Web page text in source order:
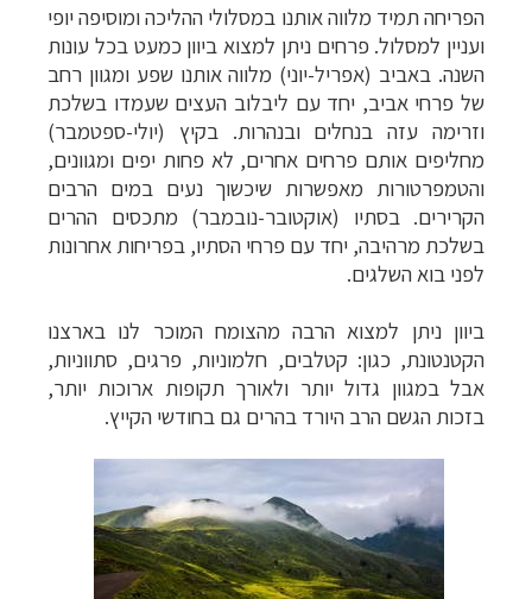
הפריחה תמיד מלווה אותנו במסלולי ההליכה ומוסיפה יופי
ועניין למסלול. פרחים ניתן למצוא ביוון כמעט בכל עונות
השנה. באביב (אפריל-יוני) מלווה אותנו שפע ומגוון רחב
של פרחי אביב, יחד עם ליבלוב העצים שעמדו בשלכת
וזרימה עזה בנחלים ובנהרות. בקיץ (יולי-ספטמבר)
מחליפים אותם פרחים אחרים, לא פחות יפים ומגוונים,
והטמפרטורות מאפשרות שיכשוך נעים במים הרבים
הקרירים. בסתיו (אוקטובר-נובמבר) מתכסים ההרים
בשלכת מרהיבה, יחד עם פרחי הסתיו, בפריחות אחרונות
לפני בוא השלגים.
ביוון ניתן למצוא הרבה מהצומח המוכר לנו בארצנו
הקטנטונת, כגון: קטלבים, חלמוניות, פרגים, סתווניות,
אבל במגוון גדול יותר ולאורך תקופות ארוכות יותר,
בזכות הגשם הרב היורד בהרים גם בחודשי הקייץ.